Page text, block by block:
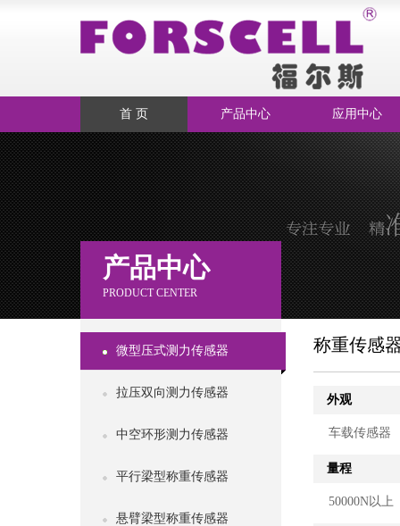
首 页 产品中心 应用中心
产品中心
PRODUCT CENTER
微型压式测力传感器
拉压双向测力传感器
中空环形测力传感器
平行梁型称重传感器
悬臂梁型称重传感器
称重传感
外观
车载传感器
量程
50000N以上